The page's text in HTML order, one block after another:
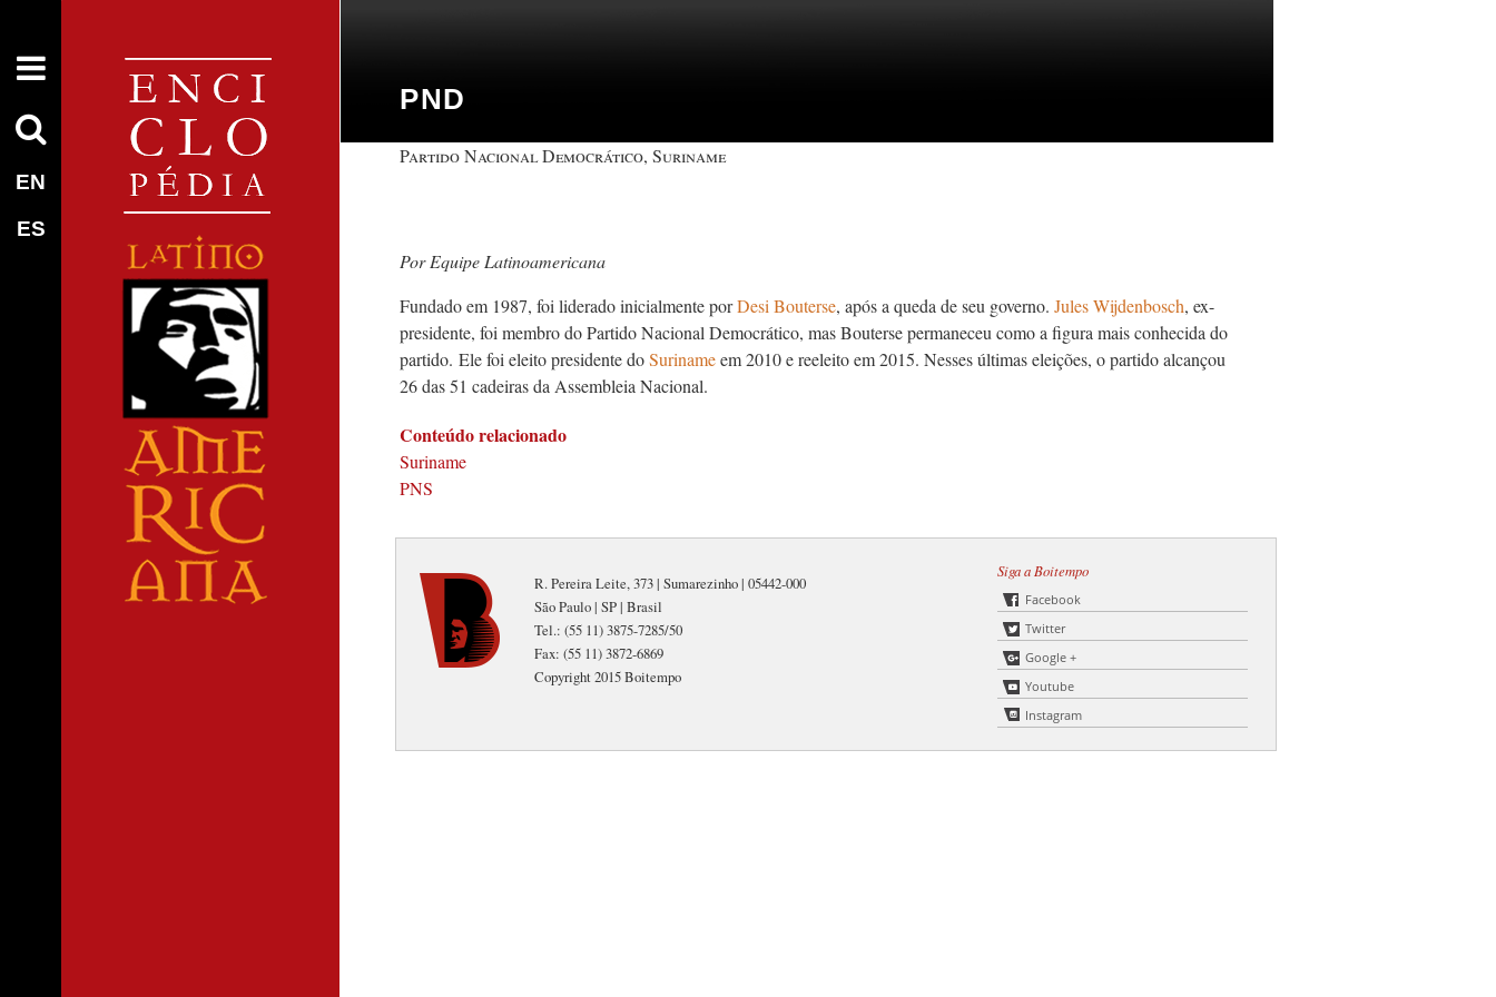
EN
ES
PND
Partido Nacional Democrático, Suriname
Equipe Latinoamericana
Fundado em 1987, foi liderado inicialmente porDesi Bouterse, após a queda de seu governo. Jules Wijdenbosch, ex-
presidente, foi membro do Partido Nacional Democrático, mas Bouterse permaneceu como a figura mais conhecida do
partido. Ele foi eleito presidente doSurinameem 2010 e reeleito em 2015. Nesses últimas eleições, o partido alcançou
26 das 51 cadeiras da Assembleia Nacional.
Conteúdo relacionado
Suriname
PNS
R. Pereira Leite, 373 | Sumarezinho | 05442-000
São Paulo | SP | Brasil
Tel.: (55 11) 3875-7285/50
Fax: (55 11) 3872-6869
Copyright 2015 Boitempo
Siga a Boitempo
Facebook
Twitter
Google +
Youtube
Instagram